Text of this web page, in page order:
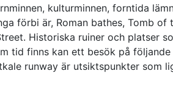
kulturminnen, forntida
förbi är, Roman bathes, Tomb of
Historiska ruiner och platser
tid finns kan ett besök på
runway är utsiktspunkter som